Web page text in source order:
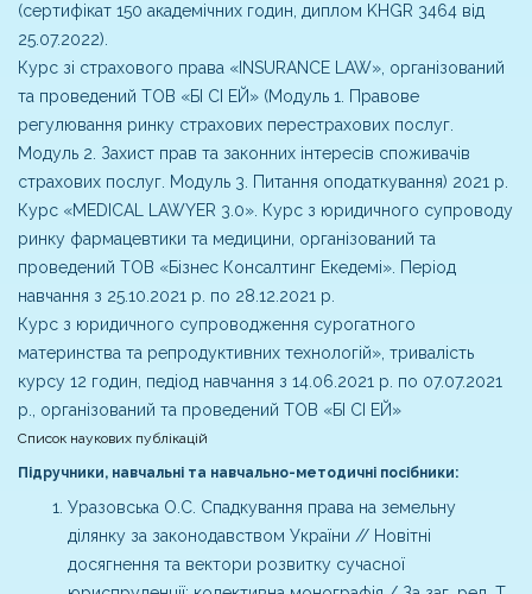
(сертифікат 150 академічних годин, диплом KHGR 3464 від
25.07.2022).
Курс зі страхового права «INSURANCE LAW», організований
та проведений ТОВ «БІ СІ ЕЙ» (Модуль 1. Правове
регулювання ринку страхових перестрахових послуг.
Модуль 2. Захист прав та законних інтересів споживачів
страхових послуг. Модуль 3. Питання оподаткування) 2021 р.
Курс «MEDICAL LAWYER 3.0». Курс з юридичного супроводу
ринку фармацевтики та медицини, організований та
проведений ТОВ «Бізнес Консалтинг Екедемі». Період
навчання з 25.10.2021 р. по 28.12.2021 р.
Курс з юридичного супроводження сурогатного
материнства та репродуктивних технологій», тривалість
курсу 12 годин, педіод навчання з 14.06.2021 р. по 07.07.2021
р., організований та проведений ТОВ «БІ СІ ЕЙ»
Список наукових публікацій
Підручники, навчальні та навчально-методичні посібники:
Уразовська О.С. Спадкування права на земельну
ділянку за законодавством України // Новітні
досягнення та вектори розвитку сучасної